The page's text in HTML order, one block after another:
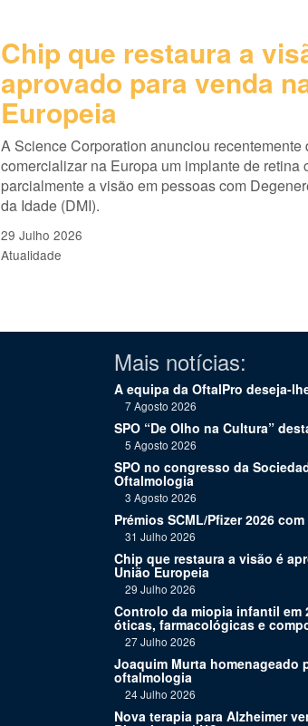
Chip que restaura a
aprovado para venda
Europeia
A Science Corporation anunciou recentemente
comercializar na Europa um implante de retina
parcialmente a visão em pessoas com
da Idade (DMI).
29 Julho 2026
Atualidade
Mais notícias:
A equipa da OftalPro deseja-
7 Agosto 2026
SPO “De Olho na Cultura”
5 Agosto 2026
SPO no congresso da
Oftalmologia
3 Agosto 2026
Prémios SCML/Pfizer 2026
31 Julho 2026
Chip que restaura a visão é
União Europeia
29 Julho 2026
Controlo da miopia infantil em
óticas, farmacológicas e
27 Julho 2026
Joaquim Murta homenageado
oftalmologia
24 Julho 2026
Nova terapia para Alzheimer